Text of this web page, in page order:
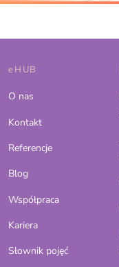
eHUB
O nas
Kontakt
Referencje
Blog
Współpraca
Kariera
Słownik pojęć